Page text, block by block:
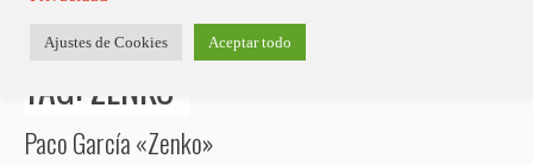
Posts tagged "Zenko"
TAG: ZENKO
Paco García «Zenko»
Ajustes de Cookies Aceptar todo